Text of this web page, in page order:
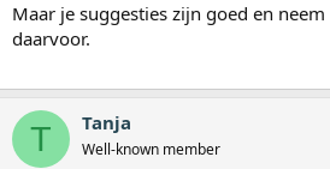
Maar je suggesties zijn goed en
daarvoor.
T Tanja
Well-known member